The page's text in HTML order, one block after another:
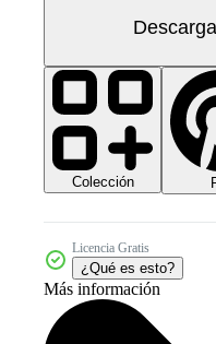
Colección
Licencia Gratis
¿Qué es esto?
Más información